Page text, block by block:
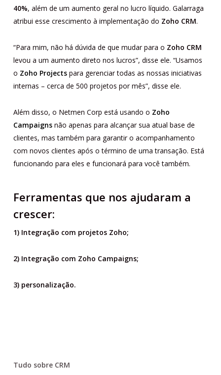
40%, além de um aumento geral no lucro líquido. Galarraga
atribui esse crescimento à implementação do Zoho CRM.
“Para mim, não há dúvida de que mudar para o Zoho CRM
levou a um aumento direto nos lucros”, disse ele. “Usamos
o Zoho Projects para gerenciar todas as nossas iniciativas
internas – cerca de 500 projetos por mês”, disse ele.
Além disso, o Netmen Corp está usando o Zoho
Campaignsnão apenas para alcançar sua atual base de
clientes, mas também para garantir o acompanhamento
com novos clientes após o término de uma transação. Está
funcionando para eles e funcionará para você também.
Ferramentas que nos ajudaram a
crescer:
1) Integração com projetos Zoho;
2) Integração com Zoho Campaigns;
3) personalização.
Tudo sobre CRM